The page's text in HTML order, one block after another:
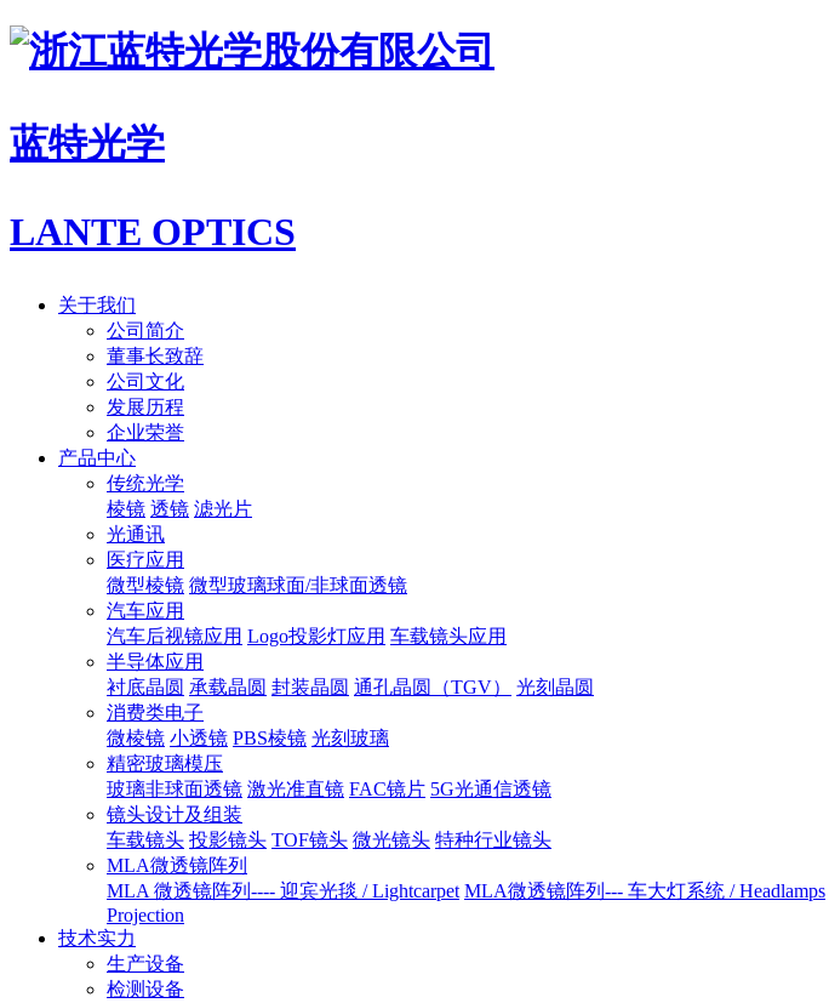
蓝特光学
LANTE OPTICS
关于我们
公司简介
董事长致辞
公司文化
发展历程
企业荣誉
产品中心
传统光学
棱镜 透镜 滤光片
光通讯
医疗应用
微型棱镜 微型玻璃球面/非球面透镜
汽车应用
汽车后视镜应用 Logo投影灯应用 车载镜头应用
半导体应用
衬底晶圆 承载晶圆 封装晶圆 通孔晶圆（TGV）
光刻晶圆
消费类电子
微棱镜 小透镜 PBS棱镜 光刻玻璃
精密玻璃模压
玻璃非球面透镜 激光准直镜 FAC镜片 5G光通信透镜
镜头设计及组装
车载镜头 投影镜头 TOF镜头 微光镜头 特种行业镜头
MLA微透镜阵列
MLA 微透镜阵列---- 迎宾光毯 / Lightcarpet MLA微透镜阵列--- 车大灯系统 / Headlamps
Projection
技术实力
生产设备
检测设备